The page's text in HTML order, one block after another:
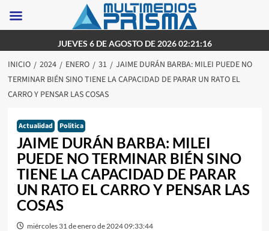
al
contenido
JUEVES 6 DE AGOSTO DE 2026 02:21:16
INICIO 2024 ENERO 31
JAIME DURÁN BARBA: MILEI PUEDE NO
TERMINAR BIÉN SINO TIENE LA CAPACIDAD DE PARAR UN RATO EL
CARRO Y PENSAR LAS COSAS
Actualidad Politica
JAIME DURÁN BARBA: MILEI
PUEDE NO TERMINAR BIÉN SINO
TIENE LA CAPACIDAD DE PARAR
UN RATO EL CARRO Y PENSAR LAS
COSAS
miércoles 31 de enero de 2024 09:33:44